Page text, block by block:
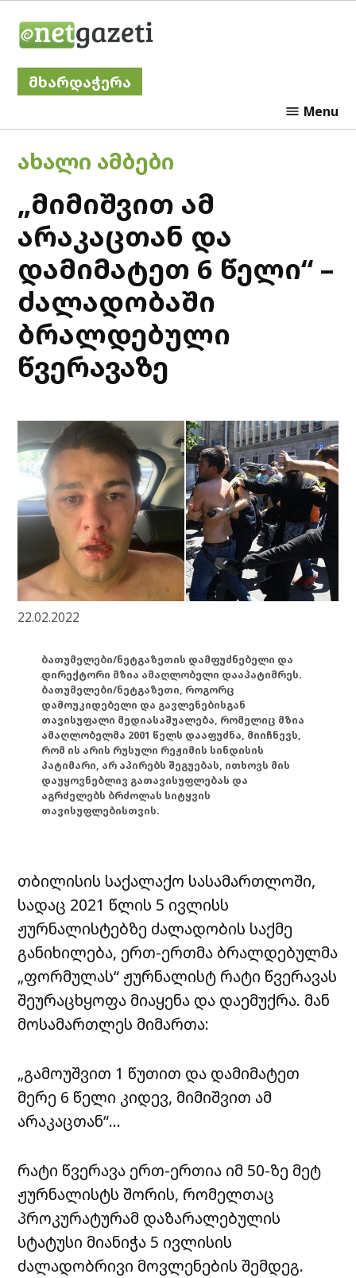
მხარდაჭერა
Menu
POSTED
IN
ᲐᲮᲐᲚᲘ ᲐᲛᲑᲔᲑᲘ
„მიმიშვით ამ
არაკაცთან და
დამიმატეთ 6 წელი“ –
ძალადობაში
ბრალდებული
წვერავაზე
22.02.2022
ბათუმელები/ნეტგაზეთის დამფუძნებელი და
დირექტორი მზია ამაღლობელი დააპატიმრეს.
ბათუმელები/ნეტგაზეთი, როგორც
დამოუკიდებელი და გავლენებისგან
თავისუფალი მედიასაშუალება, რომელიც მზია
ამაღლობელმა 2001 წელს დააფუძნა, მიიჩნევს,
რომ ის არის რუსული რეჟიმის სინდისის
პატიმარი, არ აპირებს შეგუებას, ითხოვს მის
დაუყოვნებლივ გათავისუფლებას და
აგრძელებს ბრძოლას სიტყვის
თავისუფლებისთვის.
თბილისის საქალაქო სასამართლოში,
სადაც 2021 წლის 5 ივლისს
ჟურნალისტებზე ძალადობის საქმე
განიხილება, ერთ-ერთმა ბრალდებულმა
„ფორმულას“ ჟურნალისტ რატი წვერავას
შეურაცხყოფა მიაყენა და დაემუქრა. მან
მოსამართლეს მიმართა:
„გამოუშვით 1 წუთით და დამიმატეთ
მერე 6 წელი კიდევ, მიმიშვით ამ
არაკაცთან“…
რატი წვერავა ერთ-ერთია იმ 50-ზე მეტ
ჟურნალისტს შორის, რომელთაც
პროკურატურამ დაზარალებულის
სტატუსი მიანიჭა 5 ივლისის
ძალადობრივი მოვლენების შემდეგ.